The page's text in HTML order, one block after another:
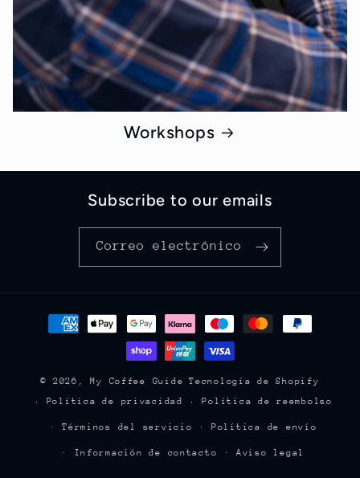
Workshops
Subscribe to our emails
Correo electrónico
Formas
© 2026, My Coffee Guide
Tecnología de Shopify
Política de privacidad
Política de reembolso
Términos del servicio Política de envío
Información de contacto Aviso legal